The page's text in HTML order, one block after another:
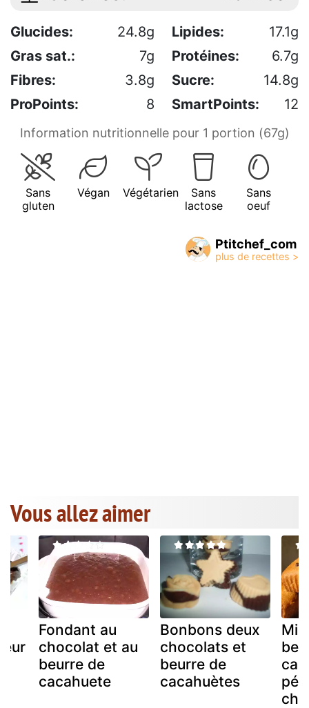
Glucides: 24.8g Lipides:
17.1g
Gras sat.:
7g Protéines:
6.7g
Fibres:
3.8g Sucre:
14.8g
ProPoints:
8 SmartPoints: 12
Information nutritionnelle pour 1 portion (67g)
Sans
gluten
Végan Végétarien
Sans
lactose
Sans
oeuf
Ptitchef_com
Vous allez aimer
Fondant au
chocolat et au
beurre de
cacahuete
Bonbons deux
chocolats et
beurre de
cacahuètes